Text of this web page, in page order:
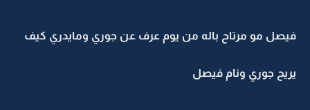
فيصل مو مرتاح باله من يوم عرف عن جوري ومايدري كيف
يريح جوري ونام فيصل